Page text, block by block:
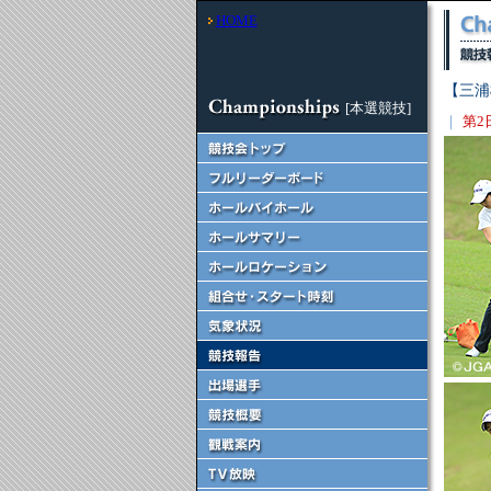
HOME
[本選競技]
【三
｜
第2